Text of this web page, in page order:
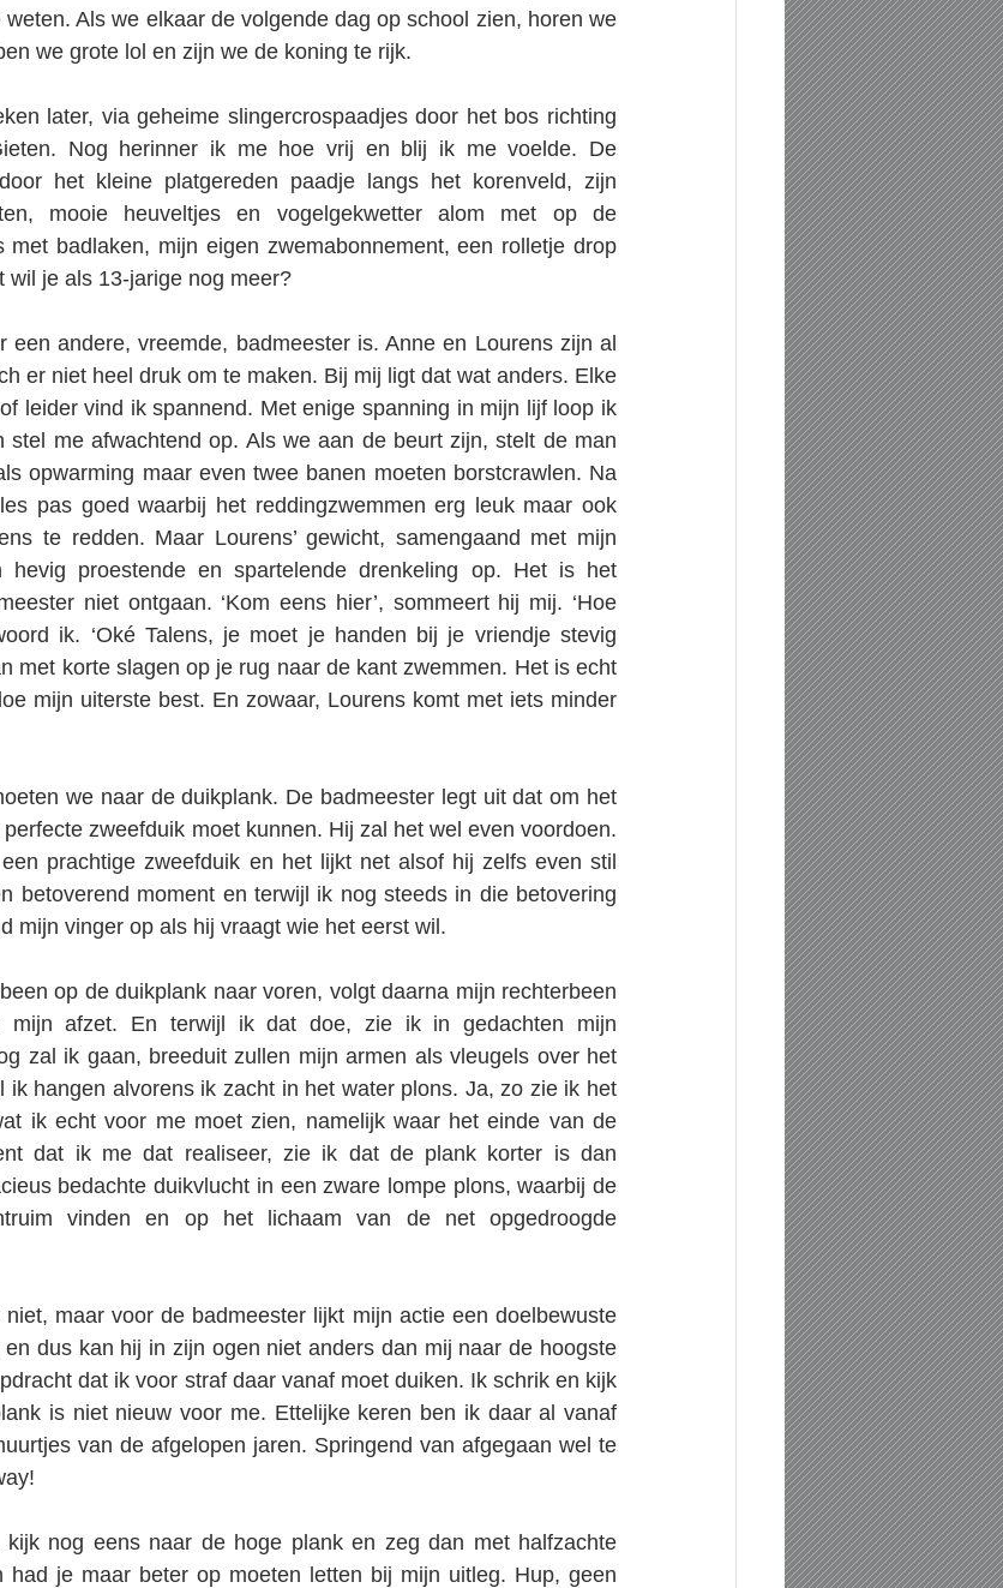
Als we elkaar de volgende dag op school zien, horen we
we grote lol en zijn we de koning te rijk.
later, via geheime slingercrospaadjes door het bos richting
Nog herinner ik me hoe vrij en blij ik me voelde. De
het kleine platgereden paadje langs het korenveld, zijn
mooie heuveltjes en vogelgekwetter alom met op de
met badlaken, mijn eigen zwemabonnement, een rolletje drop
wil je als 13-jarige nog meer?
andere, vreemde, badmeester is. Anne en Lourens zijn al
er niet heel druk om te maken. Bij mij ligt dat wat anders. Elke
leider vind ik spannend. Met enige spanning in mijn lijf loop ik
stel me afwachtend op. Als we aan de beurt zijn, stelt de man
opwarming maar even twee banen moeten borstcrawlen. Na
pas goed waarbij het reddingzwemmen erg leuk maar ook
te redden. Maar Lourens’ gewicht, samengaand met mijn
hevig proestende en spartelende drenkeling op. Het is het
niet ontgaan. ‘Kom eens hier’, sommeert hij mij. ‘Hoe
ik. ‘Oké Talens, je moet je handen bij je vriendje stevig
met korte slagen op je rug naar de kant zwemmen. Het is echt
mijn uiterste best. En zowaar, Lourens komt met iets minder
we naar de duikplank. De badmeester legt uit dat om het
zweefduik moet kunnen. Hij zal het wel even voordoen.
prachtige zweefduik en het lijkt net alsof hij zelfs even stil
betoverend moment en terwijl ik nog steeds in die betovering
mijn vinger op als hij vraagt wie het eerst wil.
op de duikplank naar voren, volgt daarna mijn rechterbeen
afzet. En terwijl ik dat doe, zie ik in gedachten mijn
zal ik gaan, breeduit zullen mijn armen als vleugels over het
ik hangen alvorens ik zacht in het water plons. Ja, zo zie ik het
ik echt voor me moet zien, namelijk waar het einde van de
dat ik me dat realiseer, zie ik dat de plank korter is dan
bedachte duikvlucht in een zware lompe plons, waarbij de
vinden en op het lichaam van de net opgedroogde
maar voor de badmeester lijkt mijn actie een doelbewuste
dus kan hij in zijn ogen niet anders dan mij naar de hoogste
dat ik voor straf daar vanaf moet duiken. Ik schrik en kijk
is niet nieuw voor me. Ettelijke keren ben ik daar al vanaf
van de afgelopen jaren. Springend van afgegaan wel te
nog eens naar de hoge plank en zeg dan met halfzachte
had je maar beter op moeten letten bij mijn uitleg. Hup, geen